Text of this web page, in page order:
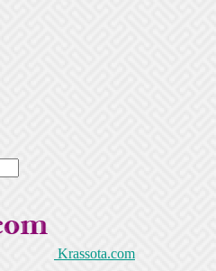
Krassota.com